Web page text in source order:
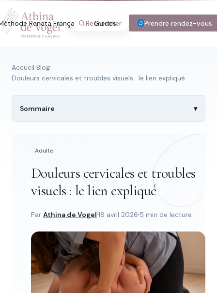
Renata França Guides Blog Tarifs
Rechercher Prendre rendez-vous
Recherche rapide
Trouver une page
Tapez au moins 2 lettres.
Accueil›Blog›
Douleurs cervicales et troubles visuels : le lien expliqué
Sommaire
Adulte
Douleurs cervicales et troubles
visuels : le lien expliqué
Par Athina de Vogel 18 avril 2026 5 min de lecture